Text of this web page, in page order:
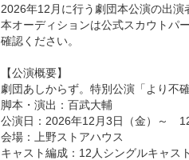
2026年12月に行う劇団本公演の出演
本オーディションは公式スカウトパ
確認ください。
【公演概要】
劇団あしからず。特別公演「より不
脚本・演出：百武大輔
公演日：2026年12月3日（金）～
会場：上野ストアハウス
キャスト編成：12人シングルキャスト